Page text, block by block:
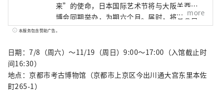
来”的使命，日本国际艺术节将与大阪关西世
博会同期举办，为期六个月。届时，将有来自
158个国家和地区以及7个国际组织的代表参
日本各地的网络平台，共同构建文化艺术、经
满光彩的美好未来。我们希望世博会能够成为
more
本服务包含赞助广告。
日期：7/8（周六）～11/19（周日）9:00～17:00（入馆截止时
间16:30）
地点：京都市考古博物馆（京都市上京区今出川通大宫东里本佐
町265-1）